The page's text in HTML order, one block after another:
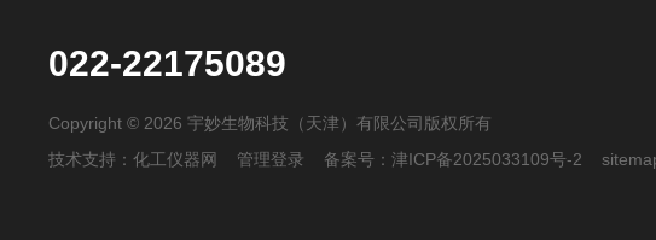
022-22175089
Copyright © 2026 宇妙生物科技（天津）有限公司版权所有
技术支持：化工仪器网 管理登录 备案号：津ICP备2025033109号-2